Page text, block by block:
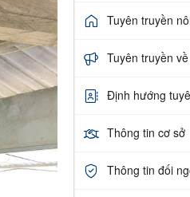
Tuyên truyền
Tuyên truyền
Định hướng
Thông tin cơ sở
Thông tin đối